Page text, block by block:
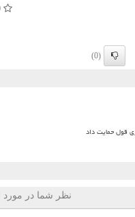
5.0 / 5
(0)
نظر شما در